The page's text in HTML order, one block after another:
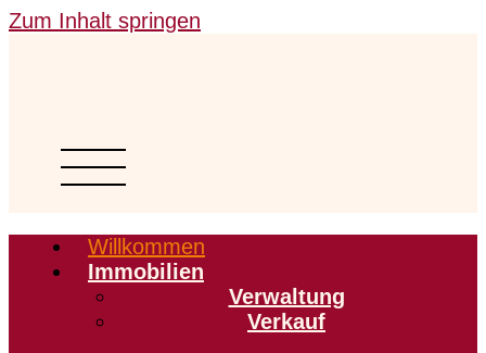
Zum Inhalt springen
Willkommen
Immobilien
Verwaltung
Verkauf